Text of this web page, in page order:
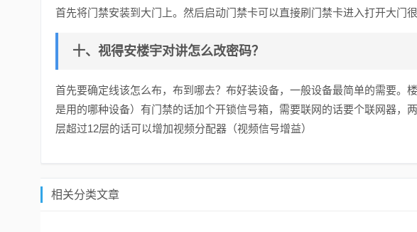
首先将门禁安装到大门上。然后启动门禁卡可以直接刷门禁卡进入打开大门很
十、视得安楼宇对讲怎么改密码？
首先要确定线该怎么布，布到哪去？布好装设备，一般设备最简单的需要。
是用的哪种设备）有门禁的话加个开锁信号箱，需要联网的话要个联网器，
层超过12层的话可以增加视频分配器（视频信号增益）
相关分类文章